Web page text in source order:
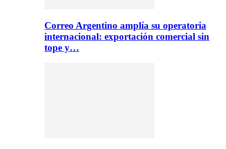
Correo Argentino amplía su operatoria
internacional: exportación comercial sin
tope y…